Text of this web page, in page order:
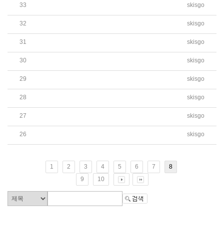
33 [가정통신문] 토요한글학교 2022학년도 코로나 ..skisgo
32 2022학년도 1학기 신입생 추첨 대상자 및 일정 ..skisgo
31 2022학년도 1학기 토요한글학교 신입생 등록 안..skisgo
30 2022학년도 1학기 토요한글학교 신입생 모집 예..skisgo
29 [가정통신문] 2022학년도 1학기 토요한글학교 재..skisgo
28 [가정통신문] 코로나-19 관련 안전한 학교 환경 ..skisgo
27 [가정통신문] 정부지침에 따른 토요한글학교 온..skisgo
26 [가정통신문] 코로나 19 대응관리 관련 철저한 ..skisgo
1 2 3 4 5 6 7
8
9
10